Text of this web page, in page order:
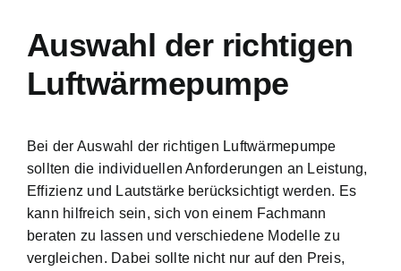
Auswahl der richtigen
Luftwärmepumpe
Bei der Auswahl der richtigen Luftwärmepumpe
sollten die individuellen Anforderungen an Leistung,
Effizienz und Lautstärke berücksichtigt werden. Es
kann hilfreich sein, sich von einem Fachmann
beraten zu lassen und verschiedene Modelle zu
vergleichen. Dabei sollte nicht nur auf den Preis,